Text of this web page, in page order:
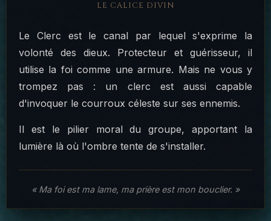
LE CALICE DIVIN
Le Clerc est le canal par lequel s'exprime la
volonté des dieux. Protecteur et guérisseur, il
utilise la foi comme une armure. Mais ne vous y
trompez pas : un clerc est aussi capable
d'invoquer le courroux céleste sur ses ennemis.
Il est le pilier moral du groupe, apportant la
lumière là où l'ombre tente de s'installer.
« Ma foi est ma lame, ma prière est mon bouclier. »